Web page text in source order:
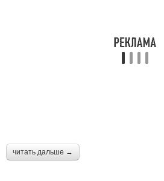
читать дальше →